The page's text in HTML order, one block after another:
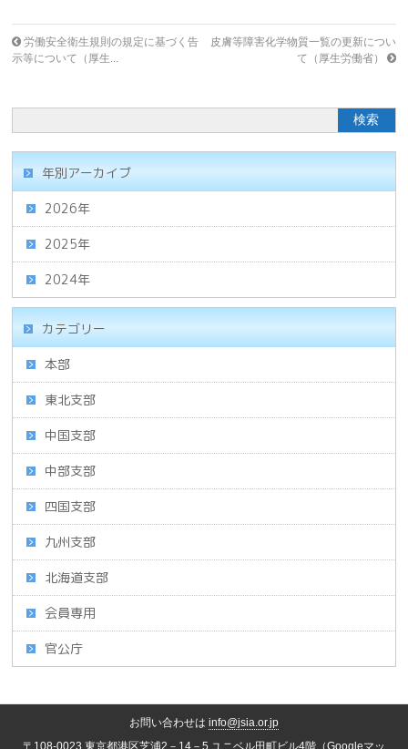
労働安全衛生規則の規定に基づく告
示等について（厚生...
皮膚等障害化学物質一覧の更新につい
て（厚生労働省）
年別アーカイブ
2026年
2025年
2024年
カテゴリー
本部
東北支部
中国支部
中部支部
四国支部
九州支部
北海道支部
会員専用
官公庁
お問い合わせは info@jsia.or.jp